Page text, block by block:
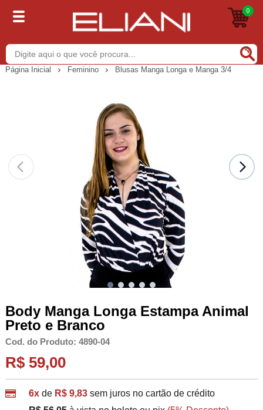
0
Página Inicial Feminino Blusas Manga Longa e Manga 3/4
Body Manga Longa Estampa Animal
Preto e Branco
Cod. do Produto: 4890-04
R$ 59,00
6xde R$ 9,83 sem juros no cartão de crédito